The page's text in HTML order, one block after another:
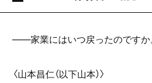
——家業にはいつ戻ったのですか
〈山本昌仁（以下山本）〉